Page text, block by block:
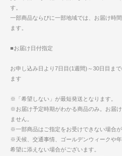
す。
一部商品ならびに一部地域では、お届け時
ます。
■お届け日付指定
お申し込み日より7日目(1週間)～30日目ま
ます
※「希望しない」が最短発送となります。
※お届け予定時期がわかる商品のみ。お届
ません。
※一部商品はご指定をお受けできない場合が
※天候、交通事情、ゴールデンウィークや
希望に添えない場合がございます。